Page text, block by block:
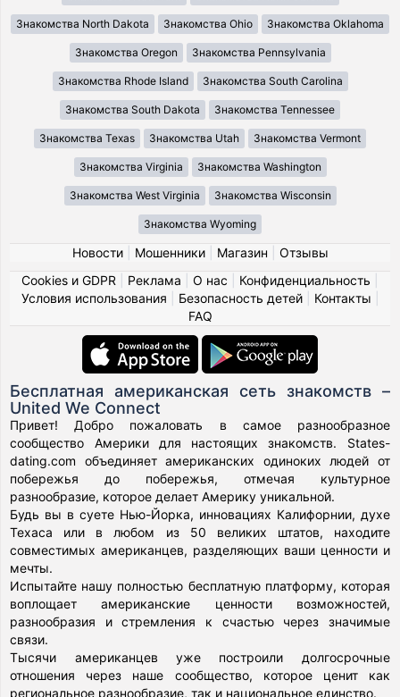
Знакомства North Dakota Знакомства Ohio Знакомства Oklahoma
Знакомства Oregon Знакомства Pennsylvania
Знакомства Rhode Island Знакомства South Carolina
Знакомства South Dakota Знакомства Tennessee
Знакомства Texas Знакомства Utah Знакомства Vermont
Знакомства Virginia Знакомства Washington
Знакомства West Virginia Знакомства Wisconsin
Знакомства Wyoming
Новости| Мошенники| Магазин
Отзывы
Cookies и GDPR
Реклама О нас Конфиденциальность
Условия использования
Безопасность детей| Контакты
FAQ
Бесплатная американская сеть знакомств –
United We Connect
Привет! Добро пожаловать в самое разнообразное
сообщество Америки для настоящих знакомств. States-
dating.com объединяет американских одиноких людей от
побережья до побережья, отмечая культурное
разнообразие, которое делает Америку уникальной.
Будь вы в суете Нью-Йорка, инновациях Калифорнии, духе
Техаса или в любом из 50 великих штатов, находите
совместимых американцев, разделяющих ваши ценности и
мечты.
Испытайте нашу полностью бесплатную платформу, которая
воплощает американские ценности возможностей,
разнообразия и стремления к счастью через значимые
связи.
Тысячи американцев уже построили долгосрочные
отношения через наше сообщество, которое ценит как
региональное разнообразие, так и национальное единство.